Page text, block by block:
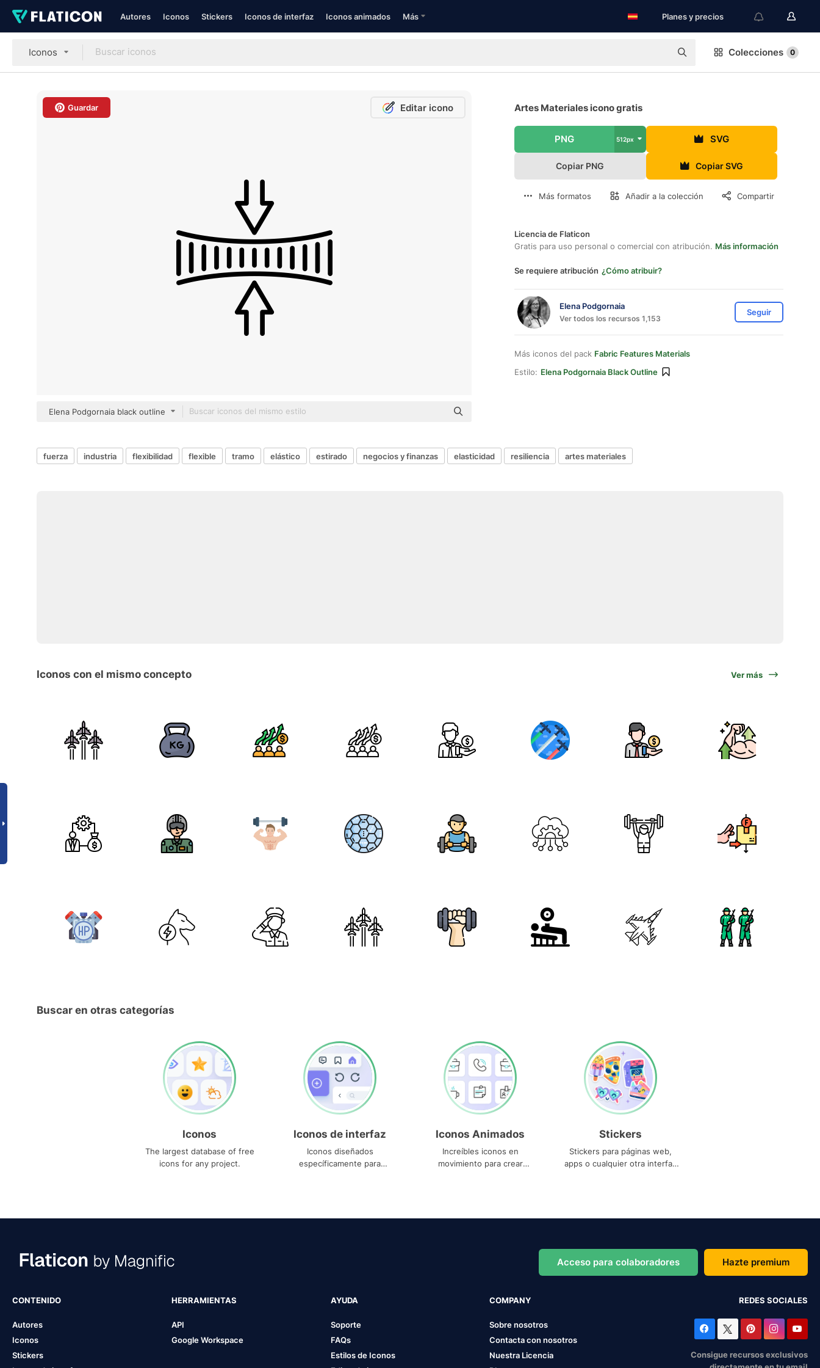
Autores Iconos Stickers Iconos de interfaz Iconos animados Más Planes y precios
Iconos Colecciones 0
Guardar Editar icono
Elena Podgornaia black outline
Artes Materiales icono gratis
PNG 512px SVG
Copiar PNG Copiar SVG
Más formatos Añadir a la colección Compartir
Licencia de Flaticon
Gratis para uso personal o comercial con atribución. Más información
Se requiere atribución ¿Cómo atribuir?
Elena Podgornaia
Ver todos los recursos 1,153
Seguir
Más iconos del pack Fabric Features Materials
Estilo: Elena Podgornaia Black Outline
fuerza industria flexibilidad flexible tramo elástico estirado negocios y finanzas elasticidad resiliencia artes materiales
Iconos con el mismo concepto Ver más
Buscar en otras categorías
Iconos
The largest database of free
icons for any project.
Iconos de interfaz
Iconos diseñados
específicamente para
Iconos Animados
Increíbles iconos en
movimiento para crear
Stickers
Stickers para páginas web,
apps o cualquier otra interfaz
Acceso para colaboradores Hazte premium
CONTENIDO
Autores
Iconos
Stickers
HERRAMIENTAS
API
Google Workspace
AYUDA
Soporte
FAQs
Estilos de Iconos
COMPANY
Sobre nosotros
Contacta con nosotros
Nuestra Licencia
REDES SOCIALES
Consigue recursos exclusivos